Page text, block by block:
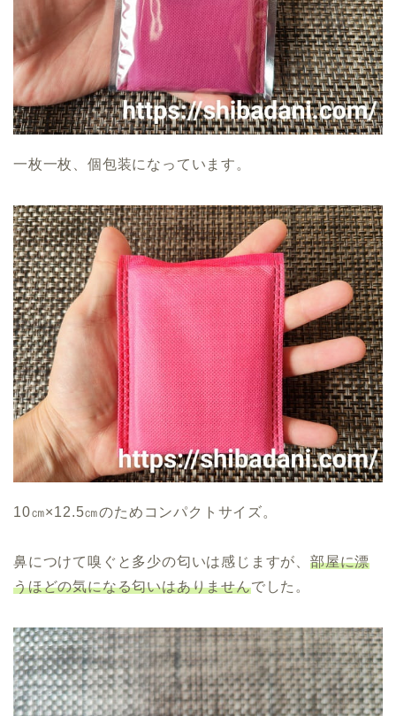
一枚一枚、個包装になっています。
10㎝×12.5㎝のためコンパクトサイズ。
鼻につけて嗅ぐと多少の匂いは感じますが、 部屋に漂
うほどの気になる匂いはありませんでした。